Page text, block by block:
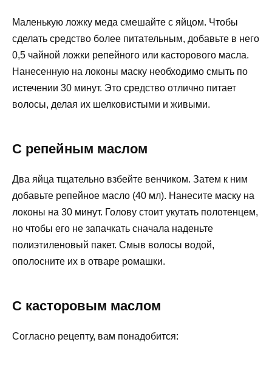
Маленькую ложку меда смешайте с яйцом. Чтобы
сделать средство более питательным, добавьте в него
0,5 чайной ложки репейного или касторового масла.
Нанесенную на локоны маску необходимо смыть по
истечении 30 минут. Это средство отлично питает
волосы, делая их шелковистыми и живыми.
С репейным маслом
Два яйца тщательно взбейте венчиком. Затем к ним
добавьте репейное масло (40 мл). Нанесите маску на
локоны на 30 минут. Голову стоит укутать полотенцем,
но чтобы его не запачкать сначала наденьте
полиэтиленовый пакет. Смыв волосы водой,
ополосните их в отваре ромашки.
С касторовым маслом
Согласно рецепту, вам понадобится: